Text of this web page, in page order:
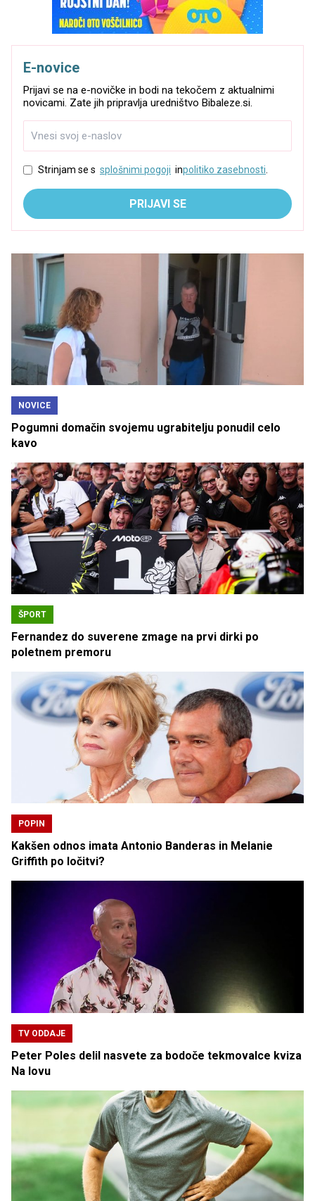
E-novice
Prijavi se na e-novičke in bodi na tekočem z aktualnimi
novicami. Zate jih pripravlja uredništvo Bibaleze.si.
Strinjam se s splošnimi pogoji inpolitiko zasebnosti
PRIJAVI SE
NOVICE
Pogumni domačin svojemu ugrabitelju ponudil celo
kavo
ŠPORT
Fernandez do suverene zmage na prvi dirki po
poletnem premoru
POPIN
Kakšen odnos imata Antonio Banderas in Melanie
Griffith po ločitvi?
TV ODDAJE
Peter Poles delil nasvete za bodoče tekmovalce kviza
Na lovu